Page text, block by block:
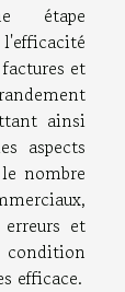
étape
et
ainsi
aspects
nombre
et
condition
efficace.